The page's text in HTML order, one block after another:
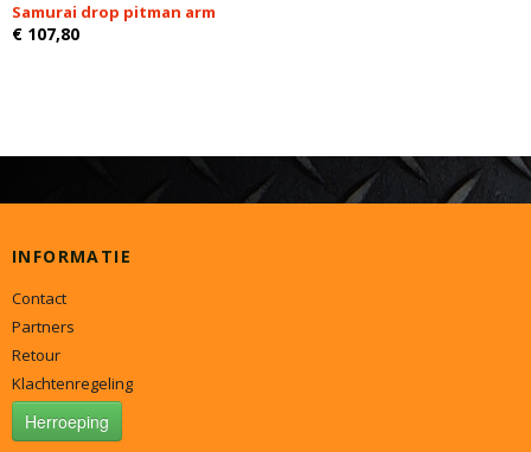
Samurai drop pitman arm
€ 107,80
INFORMATIE
Contact
Partners
Retour
Klachtenregeling
Herroeping